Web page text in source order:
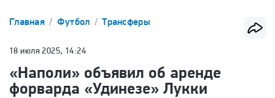
Главная Футбол Трансферы
18 июля 2025, 14:24
«Наполи» объявил об аренде
форварда «Удинезе» Лукки